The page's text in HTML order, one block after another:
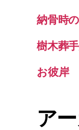
納骨時
樹木葬
お彼岸
ア